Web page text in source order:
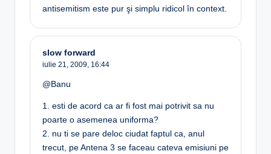
antisemitism este pur şi simplu ridicol în context.
slow forward
iulie 21, 2009, 16:44
@Banu
1. esti de acord ca ar fi fost mai potrivit sa nu
poarte o asemenea uniforma?
2. nu ti se pare deloc ciudat faptul ca, anul
trecut, pe Antena 3 se faceau cateva emisiuni pe